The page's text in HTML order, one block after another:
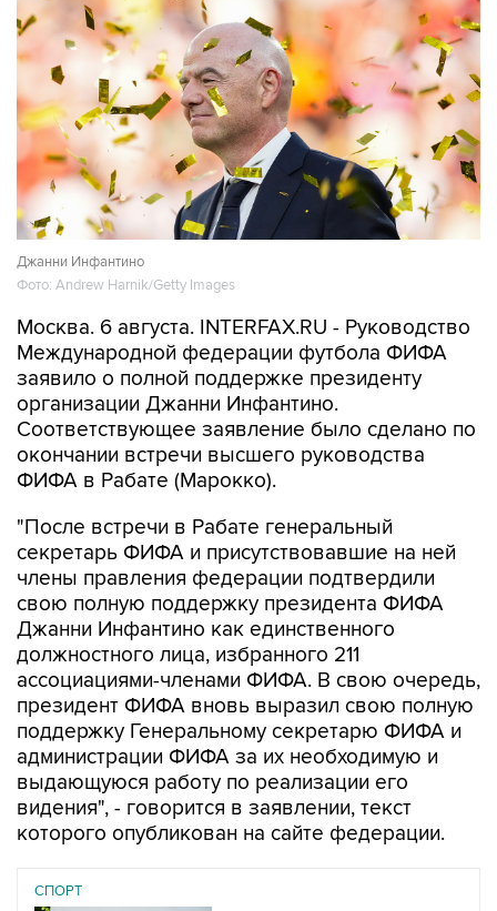
Джанни Инфантино
Фото: Andrew Harnik/Getty Images
Москва. 6 августа. INTERFAX.RU - Руководство
заявило о полной поддержке президенту
организации Джанни Инфантино.
Соответствующее заявление было сделано по
окончании встречи высшего руководства
ФИФА в Рабате (Марокко).
"После встречи в Рабате генеральный
члены правления федерации подтвердили
свою полную поддержку президента ФИФА
Джанни Инфантино как единственного
должностного лица, избранного 211
ассоциациями-членами ФИФА. В свою очередь,
президент ФИФА вновь выразил свою полную
поддержку Генеральному секретарю ФИФА и
администрации ФИФА за их необходимую и
выдающуюся работу по реализации его
видения", - говорится в заявлении, текст
которого опубликован на сайте федерации.
СПОРТ